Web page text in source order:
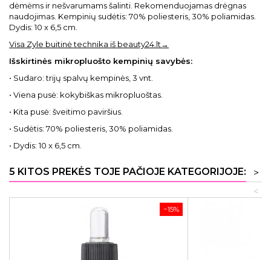
dėmėms ir nešvarumams šalinti. Rekomenduojamas drėgnas
naudojimas. Kempinių sudėtis: 70% poliesteris, 30% poliamidas.
Dydis: 10 x 6,5 cm.
Visa Zyle buitinė technika iš beauty24.lt→
Išskirtinės mikropluošto kempinių savybės:
• Sudaro: trijų spalvų kempinės, 3 vnt.
• Viena pusė: kokybiškas mikropluoštas.
• Kita pusė: šveitimo paviršius.
• Sudėtis: 70% poliesteris, 30% poliamidas.
• Dydis: 10 x 6,5 cm.
5 KITOS PREKĖS TOJE PAČIOJE KATEGORIJOJE:
>
<
−15%